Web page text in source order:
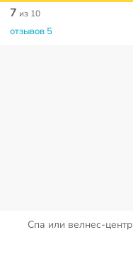
7 из 10
отзывов 5
Спа или велнес-центр